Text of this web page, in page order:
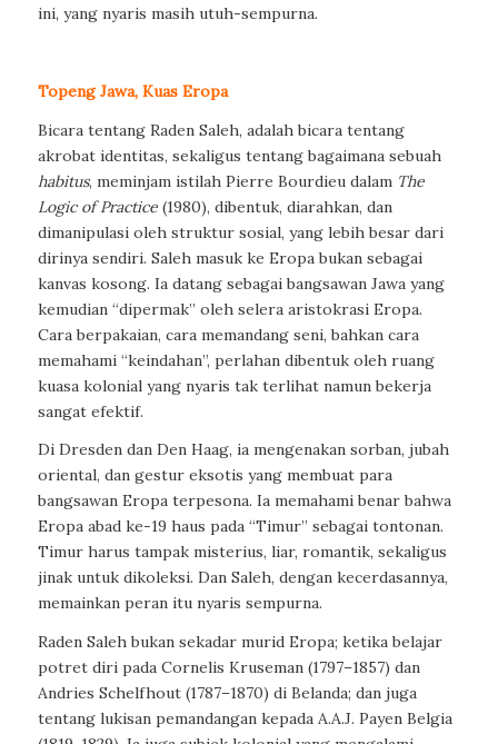
ini, yang nyaris masih utuh-sempurna.
Topeng Jawa, Kuas Eropa
Bicara tentang Raden Saleh, adalah bicara tentang
akrobat identitas, sekaligus tentang bagaimana sebuah
habitus, meminjam istilah Pierre Bourdieu dalam The
Logic of Practice(1980), dibentuk, diarahkan, dan
dimanipulasi oleh struktur sosial, yang lebih besar dari
dirinya sendiri. Saleh masuk ke Eropa bukan sebagai
kanvas kosong. Ia datang sebagai bangsawan Jawa yang
kemudian “dipermak” oleh selera aristokrasi Eropa.
Cara berpakaian, cara memandang seni, bahkan cara
memahami “keindahan”, perlahan dibentuk oleh ruang
kuasa kolonial yang nyaris tak terlihat namun bekerja
sangat efektif.
Di Dresden dan Den Haag, ia mengenakan sorban, jubah
oriental, dan gestur eksotis yang membuat para
bangsawan Eropa terpesona. Ia memahami benar bahwa
Eropa abad ke-19 haus pada “Timur” sebagai tontonan.
Timur harus tampak misterius, liar, romantik, sekaligus
jinak untuk dikoleksi. Dan Saleh, dengan kecerdasannya,
memainkan peran itu nyaris sempurna.
Raden Saleh bukan sekadar murid Eropa; ketika belajar
potret diri pada Cornelis Kruseman (1797–1857) dan
Andries Schelfhout (1787–1870) di Belanda; dan juga
tentang lukisan pemandangan kepada A.A.J. Payen Belgia